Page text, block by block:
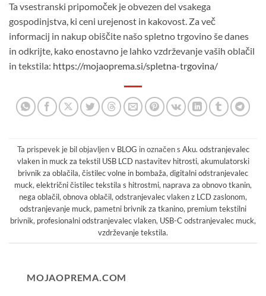
Ta vsestranski pripomoček je obvezen del vsakega
gospodinjstva, ki ceni urejenost in kakovost. Za več
informacij in nakup obiščite našo spletno trgovino še danes
in odkrijte, kako enostavno je lahko vzdrževanje vaših oblačil
in tekstila: https://mojaoprema.si/spletna-trgovina/
Ta prispevek je bil objavljen v BLOG in označen s Aku. odstranjevalec
vlaken in muck za tekstil USB LCD nastavitev hitrosti, akumulatorski
brivnik za oblačila, čistilec volne in bombaža, digitalni odstranjevalec
muck, električni čistilec tekstila s hitrostmi, naprava za obnovo tkanin,
nega oblačil, obnova oblačil, odstranjevalec vlaken z LCD zaslonom,
odstranjevanje muck, pametni brivnik za tkanino, premium tekstilni
brivnik, profesionalni odstranjevalec vlaken, USB-C odstranjevalec muck,
vzdrževanje tekstila.
MOJAOPREMA.COM